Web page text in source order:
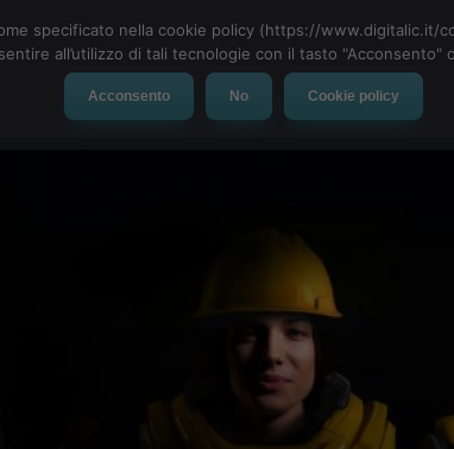
Social Network App Automotive Tech-
specificato nella cookie policy (https://
all’utilizzo di tali tecnologie con il tasto "Acconsento"
Acconsento No Cookie policy